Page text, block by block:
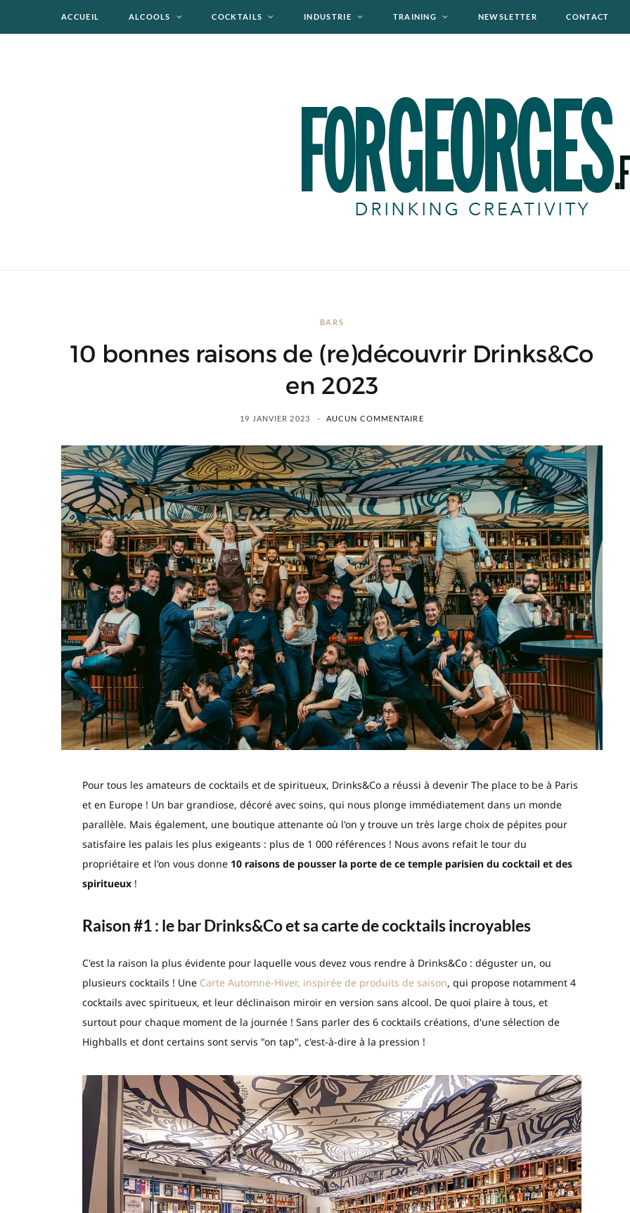
ACCUEIL ALCOOLS COCKTAILS INDUSTRIE TRAINING NEWSLETTER CONTACT
BARS
10 bonnes raisons de (re)découvrir Drinks&Co
en 2023
19 JANVIER 2023 AUCUN COMMENTAIRE
Pour tous les amateurs de cocktails et de spiritueux, Drinks&Co a réussi à devenir The place to be à Paris
et en Europe ! Un bar grandiose, décoré avec soins, qui nous plonge immédiatement dans un monde
parallèle. Mais également, une boutique attenante où l'on y trouve un très large choix de pépites pour
satisfaire les palais les plus exigeants : plus de 1 000 références ! Nous avons refait le tour du
propriétaire et l'on vous donne 10 raisons de pousser la porte de ce temple parisien du cocktail et des
spiritueux!
Raison #1 : le bar Drinks&Co et sa carte de cocktails incroyables
C'est la raison la plus évidente pour laquelle vous devez vous rendre à Drinks&Co : déguster un, ou
plusieurs cocktails ! Une Carte Automne-Hiver, inspirée de produits de saison, qui propose notamment 4
cocktails avec spiritueux, et leur déclinaison miroir en version sans alcool. De quoi plaire à tous, et
surtout pour chaque moment de la journée ! Sans parler des 6 cocktails créations, d'une sélection de
Highballs et dont certains sont servis "on tap", c'est-à-dire à la pression !